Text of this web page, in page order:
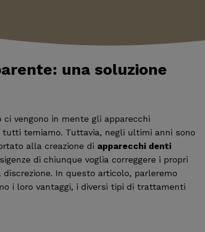
: una soluzione
ci vengono in mente gli apparecchi
temiamo. Tuttavia, negli ultimi anni sono
alla creazione di apparecchi denti
di chiunque voglia correggere i propri
In questo articolo, parleremo
i loro vantaggi, i diversi tipi di trattamenti